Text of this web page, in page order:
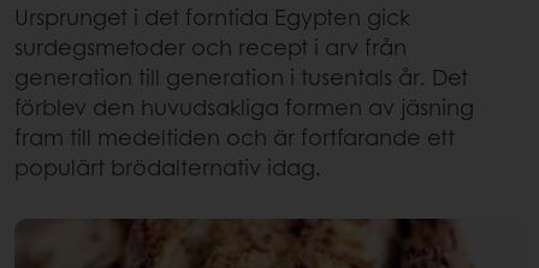
Ursprunget i det forntida Egypten gick
surdegsmetoder och recept i arv från
generation till generation i tusentals år. Det
förblev den huvudsakliga formen av jäsning
fram till medeltiden och är fortfarande ett
populärt brödalternativ idag.